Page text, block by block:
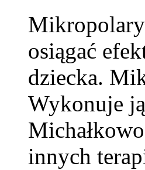
osiągać
dziecka.
Wykonuje
innych